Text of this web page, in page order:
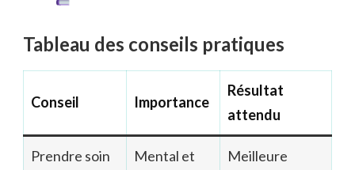
Tableau des conseils pratiques
Conseil Importance
Résultat
attendu
Prendre soin
Mental et
Meilleure